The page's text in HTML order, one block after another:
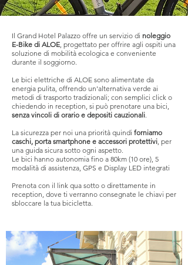
Il Grand Hotel Palazzo offre un servizio di noleggio
E-Bike di ALOE, progettato per offrire agli ospiti una
soluzione di mobilità ecologica e conveniente
durante il soggiorno.
Le bici elettriche di ALOE sono alimentate da
energia pulita, offrendo un'alternativa verde ai
metodi di trasporto tradizionali; con semplici click o
chiedendo in reception, si può prenotare una bici,
senza vincoli di orario e depositi cauzionali.
La sicurezza per noi una priorità quindi forniamo
caschi, porta smartphone e accessori protettivi, per
una guida sicura sotto ogni aspetto.
Le bici hanno autonomia fino a 80km (10 ore), 5
modalità di assistenza, GPS e Display LED integrati
Prenota con il link qua sotto o direttamente in
reception, dove ti verranno consegnate le chiavi per
sbloccare la tua bicicletta.